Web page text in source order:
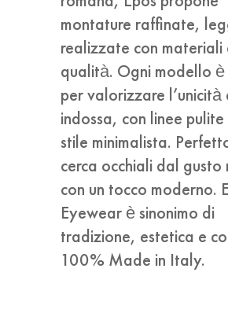
montature raffinate,
realizzate con
qualità. Ogni modello
per valorizzare l’unicità
indossa, con linee pulite
stile minimalista.
cerca occhiali dal gusto
con un tocco moderno.
Eyewear è sinonimo di
tradizione, estetica e
100% Made in Italy.